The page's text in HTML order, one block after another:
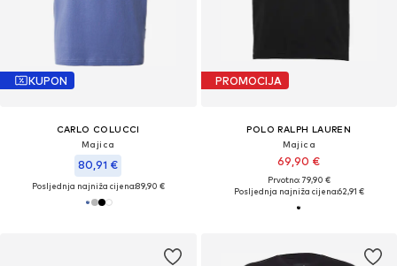
KUPON
CARLO COLUCCI
Majica
80,91 €
Posljednja najniža cijena:89,90 €
PROMOCIJA
POLO RALPH LAUREN
Majica
69,90 €
Prvotno: 79,90 €
Posljednja najniža cijena:62,91 €